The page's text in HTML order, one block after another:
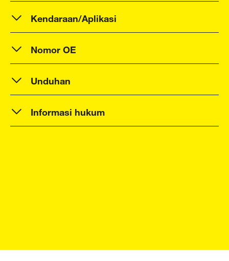
Kendaraan/Aplikasi
Nomor OE
Unduhan
Informasi hukum